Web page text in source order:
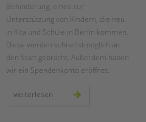
EINGLIEDERUNGSHILFE
BETREUTES WOHNEN
TANDEM BTL AKADEMIE
Seminarkalender
Behinderung, eines zur
Unterstützung von Kindern, die neu
in Kita und Schule in Berlin kommen.
Diese werden schnellstmöglich an
den Start gebracht. Außerdem haben
wir ein Spendenkonto eröffnet.
weiterlesen ukraine-